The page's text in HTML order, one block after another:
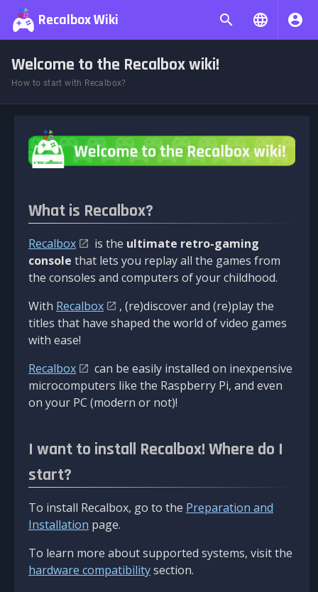
Recalbox Wiki
Welcome to the Recalbox wiki!
How to start with Recalbox?
What is Recalbox?
Recalbox is the ultimate retro-gaming
console that lets you replay all the games from
the consoles and computers of your childhood.
With Recalbox
, (re)discover and (re)play the
titles that have shaped the world of video games
with ease!
Recalbox
can be easily installed on inexpensive
microcomputers like the Raspberry Pi, and even
on your PC (modern or not)!
I want to install Recalbox! Where do I
start?
To install Recalbox, go to the Preparation and
Installation page.
To learn more about supported systems, visit the
hardware compatibilitysection.